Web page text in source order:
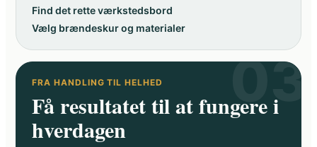
Find det rette værkstedsbord
Vælg brændeskur og materialer
03
FRA HANDLING TIL HELHED
Få resultatet til at fungere i
hverdagen